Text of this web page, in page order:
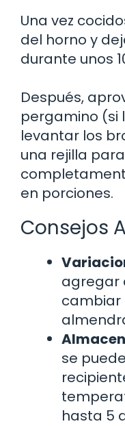
Una vez
del horno y
durante unos
Después,
pergamino (si
levantar los
una rejilla
en porciones.
Consejos
agregar
cambiar
se
hasta 5